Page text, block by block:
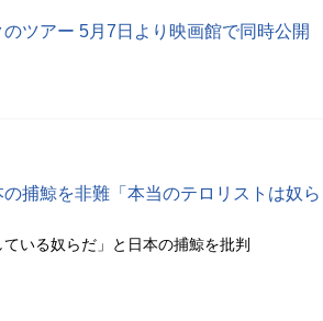
ツアー 5月7日より映画館で同時公開
捕鯨を非難「本当のテロリストは奴ら
いる奴らだ」と日本の捕鯨を批判